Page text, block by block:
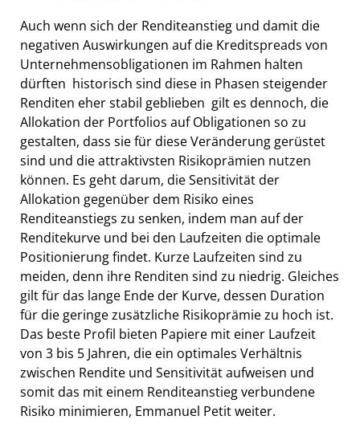
Auch wenn sich der Renditeanstieg und damit die
negativen Auswirkungen auf die Kreditspreads von
Unternehmensobligationen im Rahmen halten
dürften  historisch sind diese in Phasen steigender
Renditen eher stabil geblieben  gilt es dennoch, die
Allokation der Portfolios auf Obligationen so zu
gestalten, dass sie für diese Veränderung gerüstet
sind und die attraktivsten Risikoprämien nutzen
können. Es geht darum, die Sensitivität der
Allokation gegenüber dem Risiko eines
Renditeanstiegs zu senken, indem man auf der
Renditekurve und bei den Laufzeiten die optimale
Positionierung findet. Kurze Laufzeiten sind zu
meiden, denn ihre Renditen sind zu niedrig. Gleiches
gilt für das lange Ende der Kurve, dessen Duration
für die geringe zusätzliche Risikoprämie zu hoch ist.
Das beste Profil bieten Papiere mit einer Laufzeit
von 3 bis 5 Jahren, die ein optimales Verhältnis
zwischen Rendite und Sensitivität aufweisen und
somit das mit einem Renditeanstieg verbundene
Risiko minimieren, Emmanuel Petit weiter.